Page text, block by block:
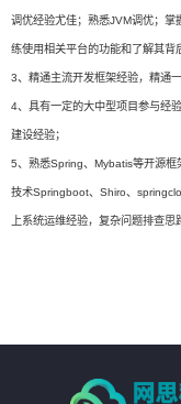
调优经验尤佳；熟悉JVM调优；掌
练使用相关平台的功能和了解其背
3、精通主流开发框架经验，精通
4、具有一定的大中型项目参与经
建设经验；
5、熟悉Spring、Mybatis等开源
技术Springboot、Shiro、
上系统运维经验，复杂问题排查思